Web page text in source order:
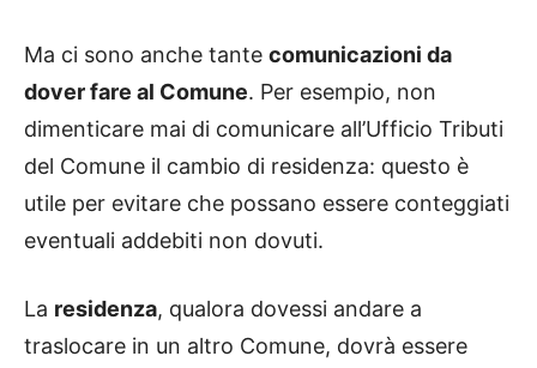
Ma ci sono anche tante comunicazioni da
dover fare al Comune. Per esempio, non
dimenticare mai di comunicare all’Ufficio Tributi
del Comune il cambio di residenza: questo è
utile per evitare che possano essere conteggiati
eventuali addebiti non dovuti.
La residenza, qualora dovessi andare a
traslocare in un altro Comune, dovrà essere